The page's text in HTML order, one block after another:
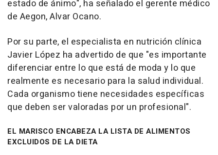
estado de ánimo", ha señalado el gerente médico
de Aegon, Alvar Ocano.
Por su parte, el especialista en nutrición clínica
Javier López ha advertido de que "es importante
diferenciar entre lo que está de moda y lo que
realmente es necesario para la salud individual.
Cada organismo tiene necesidades específicas
que deben ser valoradas por un profesional".
EL MARISCO ENCABEZA LA LISTA DE ALIMENTOS
EXCLUIDOS DE LA DIETA